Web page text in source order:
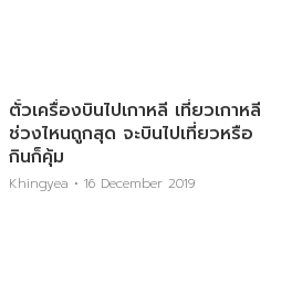
ตั๋วเครื่องบินไปเกาหลี เที่ยวเกาหลี
ช่วงไหนถูกสุด จะบินไปเที่ยวหรือ
กินก็คุ้ม
Khingyea 16 December 2019